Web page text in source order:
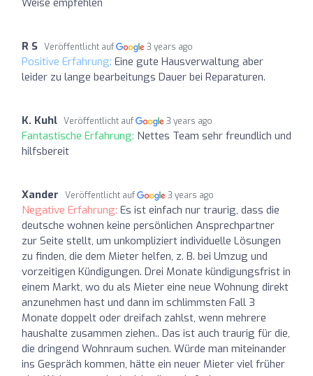
R S Veröffentlicht auf 3 years ago
Positive Erfahrung: Eine gute Hausverwaltung aber
leider zu lange bearbeitungs Dauer bei Reparaturen.
K. Kuhl Veröffentlicht auf 3 years ago
Fantastische Erfahrung: Nettes Team sehr freundlich und
hilfsbereit
Xander Veröffentlicht auf 3 years ago
Negative Erfahrung: Es ist einfach nur traurig, dass die
deutsche wohnen keine persönlichen Ansprechpartner
zur Seite stellt, um unkompliziert individuelle Lösungen
zu finden, die dem Mieter helfen, z. B. bei Umzug und
vorzeitigen Kündigungen. Drei Monate kündigungsfrist in
einem Markt, wo du als Mieter eine neue Wohnung direkt
anzunehmen hast und dann im schlimmsten Fall 3
Monate doppelt oder dreifach zahlst, wenn mehrere
haushalte zusammen ziehen.. Das ist auch traurig für die,
die dringend Wohnraum suchen. Würde man miteinander
ins Gespräch kommen, hätte ein neuer Mieter viel früher